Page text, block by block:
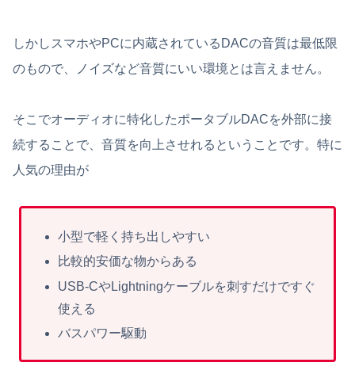
しかしスマホやPCに内蔵されているDACの音質は最低限
のもので、ノイズなど音質にいい環境とは言えません。
そこでオーディオに特化したポータブルDACを外部に接
続することで、音質を向上させれるということです。特に
人気の理由が
小型で軽く持ち出しやすい
比較的安価な物からある
USB-CやLightningケーブルを刺すだけですぐ
使える
バスパワー駆動